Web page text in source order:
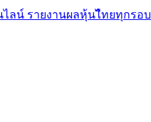
ไลน์ รายงานผลหุ้นไืทยทุกรอบ